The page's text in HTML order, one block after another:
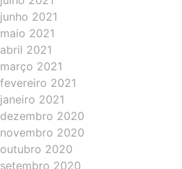
junho 2021
maio 2021
abril 2021
março 2021
fevereiro 2021
janeiro 2021
dezembro 2020
novembro 2020
outubro 2020
setembro 2020